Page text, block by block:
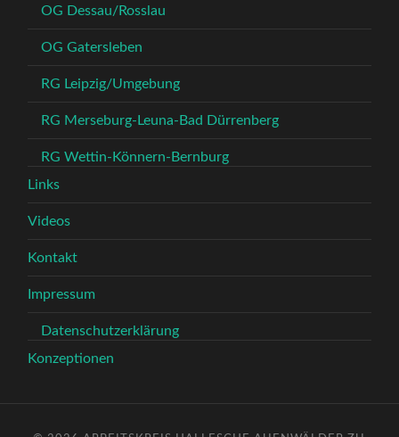
OG Dessau/Rosslau
OG Gatersleben
RG Leipzig/Umgebung
RG Merseburg-Leuna-Bad Dürrenberg
RG Wettin-Könnern-Bernburg
Links
Videos
Kontakt
Impressum
Datenschutzerklärung
Konzeptionen